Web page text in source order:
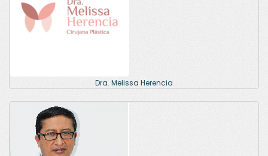
Dra. Melissa Herencia